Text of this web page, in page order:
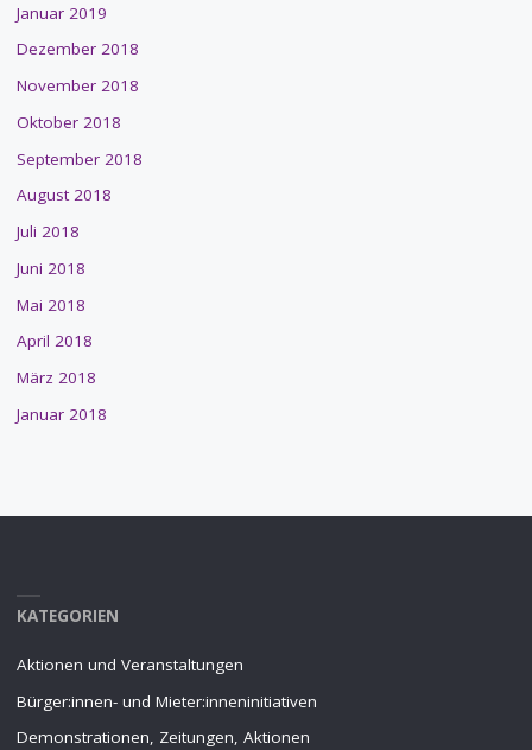
Januar 2019
Dezember 2018
November 2018
Oktober 2018
September 2018
August 2018
Juli 2018
Juni 2018
Mai 2018
April 2018
März 2018
Januar 2018
KATEGORIEN
Aktionen und Veranstaltungen
Bürger:innen- und Mieter:inneninitiativen
Demonstrationen, Zeitungen, Aktionen